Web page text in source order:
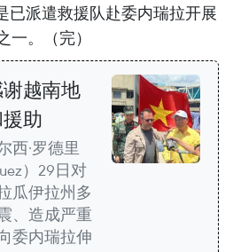
已派遣救援队赴委内瑞拉开展
。（完）
越南地
助
西·罗德里
）29日对
瓜伊拉州多
、造成严重
委内瑞拉伸